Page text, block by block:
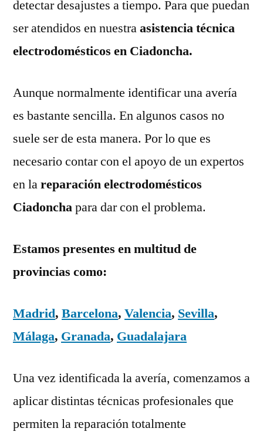
detectar desajustes a tiempo. Para que puedan
ser atendidos en nuestraasistencia técnica
electrodomésticos en Ciadoncha.
Aunque normalmente identificar una avería
es bastante sencilla. En algunos casos no
suele ser de esta manera. Por lo que es
necesario contar con el apoyo de un expertos
en lareparación electrodomésticos
Ciadonchapara dar con el problema.
Estamos presentes en multitud de
provincias como:
Madrid, Barcelona, Valencia, Sevilla,
Málaga, Granada, Guadalajara
Una vez identificada la avería, comenzamos a
aplicar distintas técnicas profesionales que
permiten la reparación totalmente